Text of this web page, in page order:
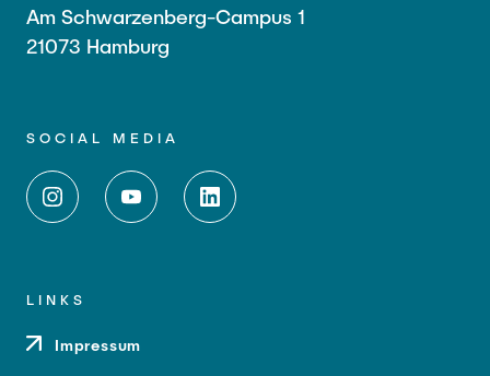
Am Schwarzenberg-Campus 1
21073 Hamburg
SOCIAL MEDIA
LINKS
Impressum